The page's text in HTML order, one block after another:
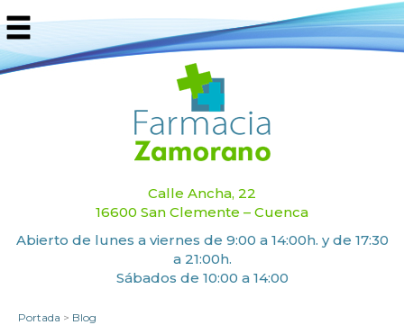
Calle Ancha, 22
16600 San Clemente – Cuenca
Abierto de lunes a viernes de 9:00 a 14:00h. y de 17:30
a 21:00h.
Sábados de 10:00 a 14:00
Portada > Blog